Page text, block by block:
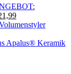
Aktueller
Preis
€21,99.
Apalus® Keramik